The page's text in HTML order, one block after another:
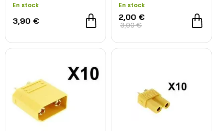
En stock
3,90 €
En stock
2,00 €
3,00 €